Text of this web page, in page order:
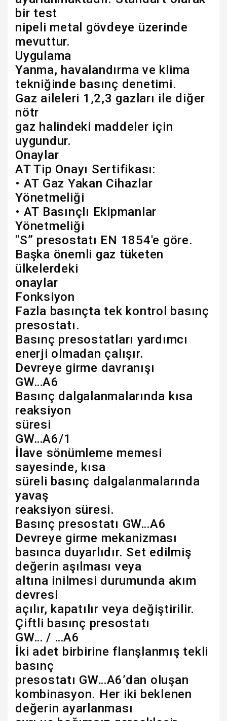
bir test
nipeli metal gövdeye üzerinde
mevuttur.
Uygulama
Yanma, havalandırma ve klima
tekniğinde basınç denetimi.
Gaz aileleri 1,2,3 gazları ile diğer
nötr
gaz halindeki maddeler için
uygundur.
Onaylar
AT Tip Onayı Sertifikası:
• AT Gaz Yakan Cihazlar
Yönetmeliği
• AT Basınçlı Ekipmanlar
Yönetmeliği
"S” presostatı EN 1854'e göre.
Başka önemli gaz tüketen
ülkelerdeki
onaylar
Fonksiyon
Fazla basınçta tek kontrol basınç
presostatı.
Basınç presostatları yardımcı
enerji olmadan çalışır.
Devreye girme davranışı
GW…A6
Basınç dalgalanmalarında kısa
reaksiyon
süresi
GW…A6/1
İlave sönümleme memesi
sayesinde, kısa
süreli basınç dalgalanmalarında
yavaş
reaksiyon süresi.
Basınç presostatı GW…A6
Devreye girme mekanizması
basınca duyarlıdır. Set edilmiş
değerin aşılması veya
altına inilmesi durumunda akım
devresi
açılır, kapatılır veya değiştirilir.
Çiftli basınç presostatı
GW… / …A6
İki adet birbirine flanşlanmış tekli
basınç
presostatı GW…A6’dan oluşan
kombinasyon. Her iki beklenen
değerin ayarlanması